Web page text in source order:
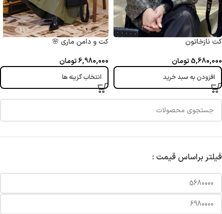
فیلتر براساس قیمت :
کت نازخاتون
5,680,000تومان
افزودن به سبد خرید
کت و دامن ماری 🌸
6,980,000تومان
انتخاب گزینه ها